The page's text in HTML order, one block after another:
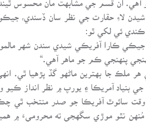
لاءِ حقارت جي نظر سان ڏسندي،
ڪندي ئي لکي ٿو:
ڪارا آفريڪي شيدي سندن شهر مالمو ۾
پنهنجي ڪم جو ماهر آهي.“
ملڪ جا بهترين ماڻهو گڏ پڙهيا ٿي.
آمريڪا ۽ يورپ ۾ نظر انداز ڪيو
سائوٿ آفريڪا جو صدر منتخب ٿي
مُنهن نٿو موڙي سگهجي ته محروميءَ ۾